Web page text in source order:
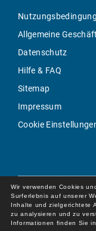
Datenschutz
Hilfe & FAQ
Sitemap
Impressum
Cookie
Wir verwenden Cookies
Surferlebnis auf unserer
Inhalte und zielgerichtete
zu analysieren und zu
Informationen finden Sie